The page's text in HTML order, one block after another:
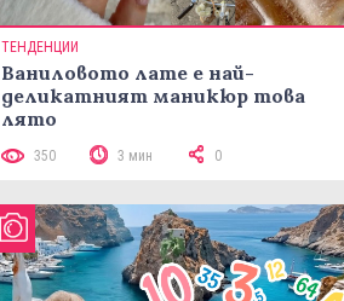
ТЕНДЕНЦИИ
Ваниловото лате е най-
деликатният маникюр това
лято
350 3 мин 0